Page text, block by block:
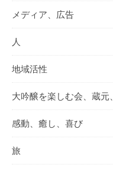
メディア、広告
人
地域活性
大吟醸を楽しむ会、蔵元、
感動、癒し、喜び
旅